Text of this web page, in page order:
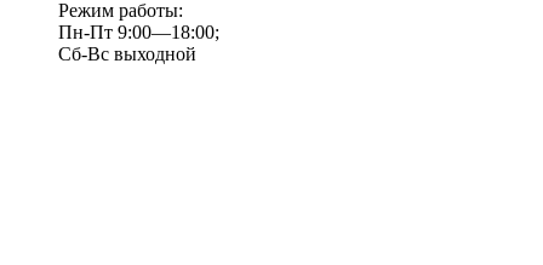
Режим работы:
Пн-Пт 9:00—18:00;
Сб-Вс выходной